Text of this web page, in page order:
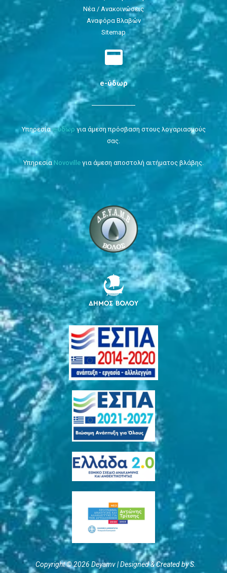
Νέα / Ανακοινώσεις
Αναφόρα Βλαβών
Sitemap
e-ύδωρ
Υπηρεσίαe-ύδωρ για άμεση πρόσβαση στους λογαριασμούς
σας.
Υπηρεσία Novoville για άμεση αποστολή αιτήματος βλάβης.
Copyright © 2026 Deyamv | Designed & Created by S.